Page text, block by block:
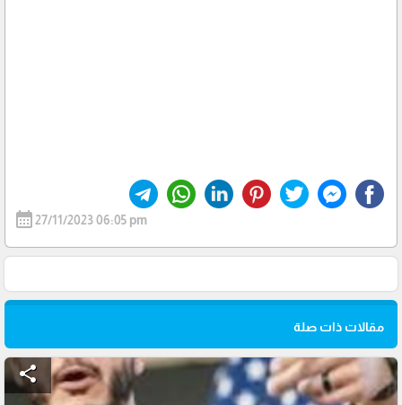
calendar_month27/11/2023 06:05 pm
مقالات ذات صلة
share